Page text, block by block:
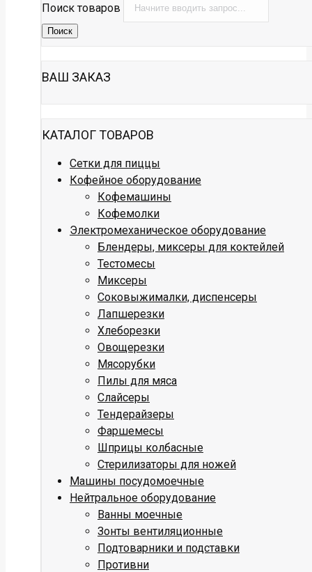
Поиск товаров
Поиск
ВАШ ЗАКАЗ
КАТАЛОГ ТОВАРОВ
Сетки для пиццы
Кофейное оборудование
Кофемашины
Кофемолки
Электромеханическое оборудование
Блендеры, миксеры для коктейлей
Тестомесы
Миксеры
Соковыжималки, диспенсеры
Лапшерезки
Хлеборезки
Овощерезки
Мясорубки
Пилы для мяса
Слайсеры
Тендерайзеры
Фаршемесы
Шприцы колбасные
Стерилизаторы для ножей
Машины посудомоечные
Нейтральное оборудование
Ванны моечные
Зонты вентиляционные
Подтоварники и подставки
Противни